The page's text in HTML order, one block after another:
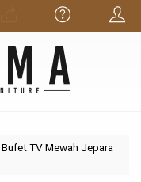
Bufet TV Mewah Jepara